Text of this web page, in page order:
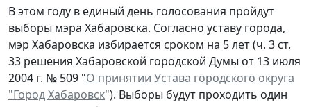
В этом году в единый день голосования пройдут
выборы мэра Хабаровска. Согласно уставу города,
мэр Хабаровска избирается сроком на 5 лет (ч. 3 ст.
33 решения Хабаровской городской Думы от 13 июля
2004 г. № 509 "О принятии Устава городского округа
"Город Хабаровск"). Выборы будут проходить один